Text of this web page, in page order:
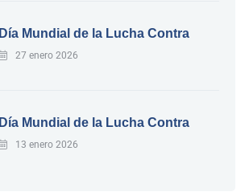
Día Mundial de la Lucha Contra
27 enero 2026
Día Mundial de la Lucha Contra
13 enero 2026